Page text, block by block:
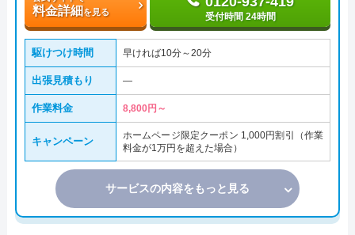
料金詳細を見る 受付時間 24時間
駆けつけ時間 早ければ10分～20分
出張見積もり ―
作業料金 8,800円～
キャンペーン
ホームページ限定クーポン 1,000円割引（作業
料金が1万円を超えた場合）
サービスの内容をもっと見る